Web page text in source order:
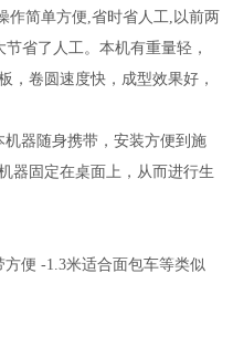
作简单方便,省时省人工,以前两
省了人工。本机有重量轻，
，卷圆速度快，成型效果好，
器随身携带，安装方便到施
器固定在桌面上，从而进行生
便 -1.3米适合面包车等类似